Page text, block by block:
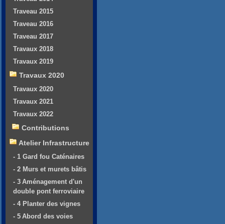
Traveau 2015
Traveau 2016
Traveau 2017
Travaux 2018
Travaux 2019
Travaux 2020
Travaux 2020
Travaux 2021
Travaux 2022
Contributions
Atelier Infrastructure
- 1 Gard fou Caténaires
- 2 Murs et murets bâtis
- 3 Aménagement d'un
double pont ferroviaire
- 4 Planter des vignes
- 5 Abord des voies